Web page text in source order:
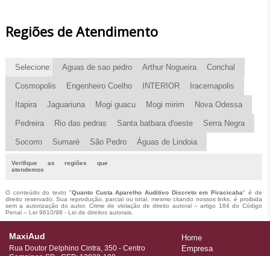
Regiões de Atendimento
Selecione: Aguas de sao pedro Arthur Nogueira Conchal
Cosmopolis Engenheiro Coelho INTERIOR Iracemapolis
Itapira Jaguariuna Mogi guacu Mogi mirim Nova Odessa
Pedreira Rio das pedras Santa batbara d'oeste Serra Negra
Socorro Sumaré São Pedro Águas de Lindoia
Verifique as regiões que
atendemos
O conteúdo do texto "Quanto Custa Aparelho Auditivo Discreto em Piracicaba" é de
direito reservado. Sua reprodução, parcial ou total, mesmo citando nossos links, é proibida
sem a autorização do autor. Crime de violação de direito autoral – artigo 184 do Código
Penal – Lei 9610/98 - Lei de direitos autorais.
MaxiAud
Rua Doutor Delphino Cintra, 350 - Centro
Home
Empresa